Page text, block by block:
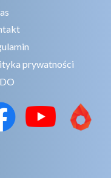
prywatności